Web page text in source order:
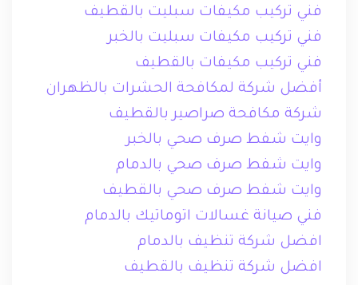
فني تركيب مكيفات سبليت بالقطيف
فني تركيب مكيفات سبليت بالخبر
فني تركيب مكيفات بالقطيف
أفضل شركة لمكافحة الحشرات بالظهران
شركة مكافحة صراصير بالقطيف
وايت شفط صرف صحي بالخبر
وايت شفط صرف صحي بالدمام
وايت شفط صرف صحي بالقطيف
فني صيانة غسالات اتوماتيك بالدمام
افضل شركة تنظيف بالدمام
افضل شركة تنظيف بالقطيف